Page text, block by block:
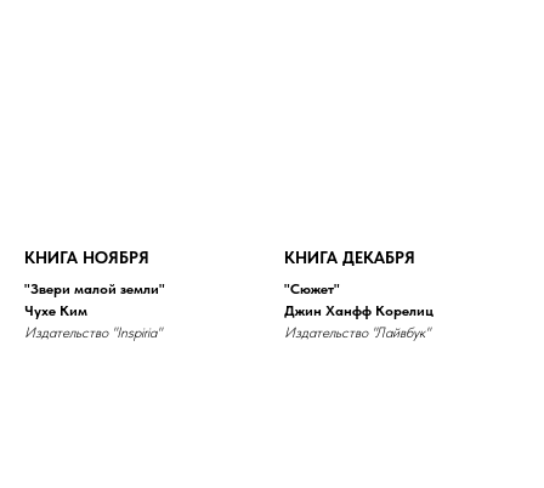
КНИГА НОЯБРЯ
"Звери малой земли"
Чухе Ким
Издательство "Inspiria"
КНИГА ДЕКАБРЯ
"Сюжет"
Джин Ханфф Корелиц
Издательство "Лайвбук"